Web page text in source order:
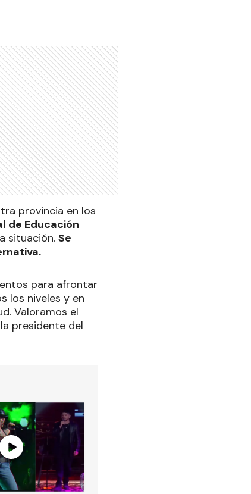
provincia en los
de Educación
situación. Se
para afrontar
los niveles y en
Valoramos el
presidente del